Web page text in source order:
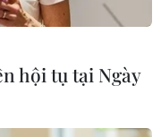
hội tụ tại Ngày